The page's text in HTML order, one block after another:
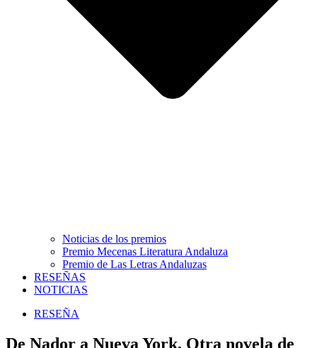
Noticias de los premios
Premio Mecenas Literatura Andaluza
Premio de Las Letras Andaluzas
RESEÑAS
NOTICIAS
RESEÑA
De Nador a Nueva York, Otra novela de